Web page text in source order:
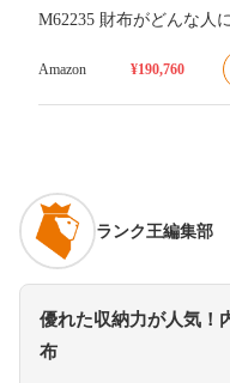
M62235 財布がどんな人
Amazon ¥190,760
ランク王編集部
優れた収納力が人気！
布